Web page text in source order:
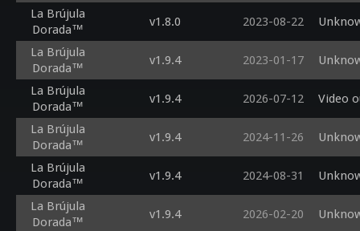
La Brújula
Dorada™
v1.8.0 2023-08-22
La Brújula
Dorada™
v1.9.4 2023-01-17
La Brújula
Dorada™
v1.9.4 2026-07-12 Video
La Brújula
Dorada™
v1.9.4 2024-11-26
La Brújula
Dorada™
v1.9.4 2024-08-31
La Brújula
Dorada™
v1.9.4 2026-02-20